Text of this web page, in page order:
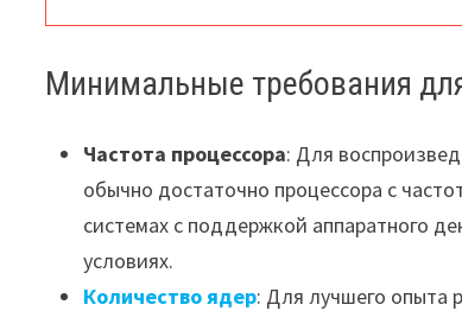
Минимальные требования
Частота процессора: Для
обычно достаточно процессора с
системах с поддержкой аппаратного
условиях.
Количество ядер: Для лучшего опыта